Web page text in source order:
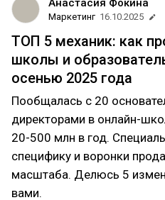
Анастасия Фокина
Маркетинг 16.10.2025
ТОП 5 механик: как
школы и
осенью 2025 года
Пообщалась с 20
директорами в онлайн-
20-500 млн в год.
специфику и воронки
масштаба. Делюсь 5
вами.